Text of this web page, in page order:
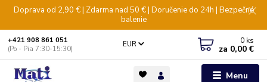
Doprava od 2,90 € | Zdarma nad 50 € | Doručenie do 24h | Bezpečné
balenie
Menu
EUR
+421 908 861 051
(Po - Pia 7:30-15:30)
0 ks
za 0,00 €